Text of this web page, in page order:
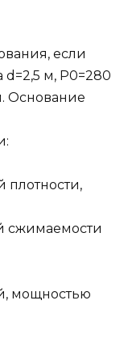
если
м, P0=280
Основание
плотности,
сжимаемости
мощностью